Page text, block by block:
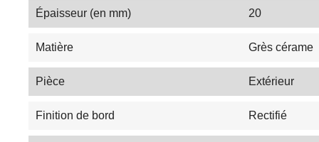
Épaisseur (en mm) 20
Matière Grès cérame
Pièce Extérieur
Finition de bord Rectifié